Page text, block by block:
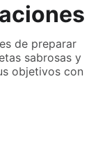
de preparar
sabrosas y
objetivos con